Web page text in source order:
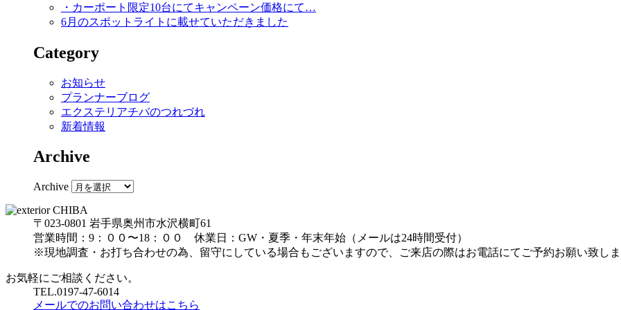
・カーポート限定10台にてキャンペーン価格にて…
6月のスポットライトに載せていただきました
Category
お知らせ
プランナーブログ
エクステリアチバのつれづれ
新着情報
Archive
Archive
〒023-0801 岩手県奥州市水沢横町61
営業時間：9：００〜18：００ 休業日：GW・夏季・年末年始（メールは24時間受付）
※現地調査・お打ち合わせの為、留守にしている場合もございますので、ご来店の際はお電話にてご予約お願い致し
お気軽にご相談ください。
TEL.0197-47-6014
メールでのお問い合わせはこちら